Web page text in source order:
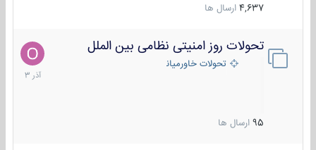
4,637 ارسال ها
تحولات روز امنیتی نظامی بین الملل
تحولات خاورمیانه
95 ارسال ها
21
آذر
1403